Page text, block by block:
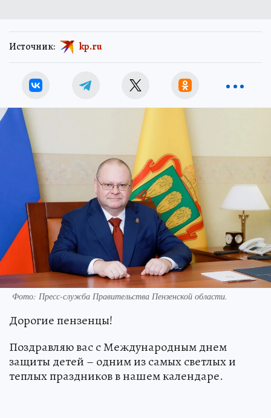
Источник: kp.ru
Фото: Пресс-служба Правительства Пензенской области.
Дорогие пензенцы!
Поздравляю вас с Международным днем
защиты детей – одним из самых светлых и
теплых праздников в нашем календаре.